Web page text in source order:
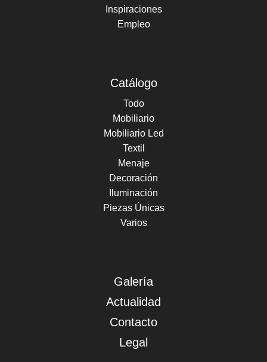
Inspiraciones
Empleo
Catálogo
Todo
Mobiliario
Mobiliario Led
Textil
Menaje
Decoración
Iluminación
Piezas Únicas
Varios
Galería
Actualidad
Contacto
Legal